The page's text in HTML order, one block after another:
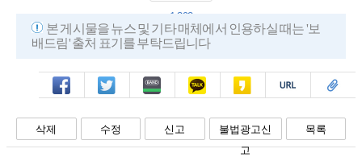
1,392
본 게시물을 뉴스 및 기타 매체에서 인용하실 때는 '보
배드림' 출처 표기를 부탁드립니다
페북 트윗 밴드 카톡 카스 복사 스크랩
삭제 수정 신고
불법광고신
고
목록